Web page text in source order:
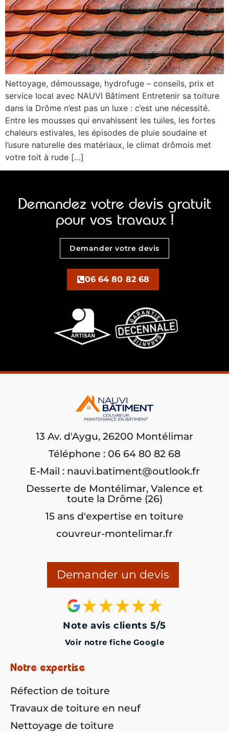
Nettoyage, démoussage, hydrofuge – conseils, prix et
service local avec NAUVI Bâtiment Entretenir sa toiture
dans la Drôme n’est pas un luxe : c’est une nécessité.
Entre les mousses qui envahissent les tuiles, les fortes
chaleurs estivales, les épisodes de pluie soudaine et
l’usure naturelle des matériaux, le climat drômois met
votre toit à rude […]
Demandez votre devis gratuit
pour vos travaux !
Demander votre devis
06 64 80 82 68
13 Av. d'Aygu, 26200 Montélimar
Téléphone : 06 64 80 82 68
E-Mail : nauvi.batiment@outlook.fr
Desserte de Montélimar, Valence et
toute la Drôme (26)
15 ans d'expertise en toiture
couvreur-montelimar.fr
Demander un devis
Note avis clients 5/5
Voir notre fiche Google
Notre expertise
Réfection de toiture
Travaux de toiture en neuf
Nettoyage de toiture